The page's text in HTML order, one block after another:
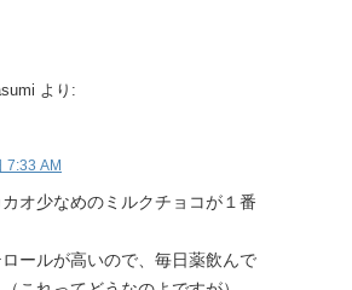
より:
7:33 AM
オ少なめのミルクチョコが１番
ールが高いので、毎日薬飲んで